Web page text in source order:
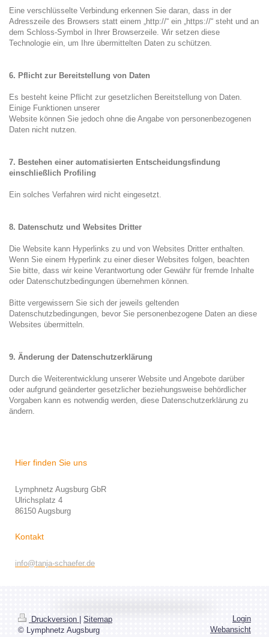
Eine verschlüsselte Verbindung erkennen Sie daran, dass in der
Adresszeile des Browsers statt einem „http://“ ein „https://“ steht und an
dem Schloss-Symbol in Ihrer Browserzeile. Wir setzen diese
Technologie ein, um Ihre übermittelten Daten zu schützen.
6. Pflicht zur Bereitstellung von Daten
Es besteht keine Pflicht zur gesetzlichen Bereitstellung von Daten.
Einige Funktionen unserer
Website können Sie jedoch ohne die Angabe von personenbezogenen
Daten nicht nutzen.
7. Bestehen einer automatisierten Entscheidungsfindung
einschließlich Profiling
Ein solches Verfahren wird nicht eingesetzt.
8. Datenschutz und Websites Dritter
Die Website kann Hyperlinks zu und von Websites Dritter enthalten.
Wenn Sie einem Hyperlink zu einer dieser Websites folgen, beachten
Sie bitte, dass wir keine Verantwortung oder Gewähr für fremde Inhalte
oder Datenschutzbedingungen übernehmen können.
Bitte vergewissern Sie sich der jeweils geltenden
Datenschutzbedingungen, bevor Sie personenbezogene Daten an diese
Websites übermitteln.
9. Änderung der Datenschutzerklärung
Durch die Weiterentwicklung unserer Website und Angebote darüber
oder aufgrund geänderter gesetzlicher beziehungsweise behördlicher
Vorgaben kann es notwendig werden, diese Datenschutzerklärung zu
ändern.
Hier finden Sie uns
Lymphnetz Augsburg GbR
Ulrichsplatz 4
86150 Augsburg
Kontakt
info@tanja-schaefer.de
Druckversion
Sitemap
© Lymphnetz Augsburg
Login
Webansicht